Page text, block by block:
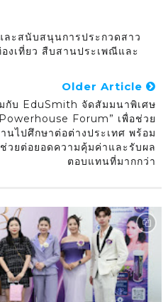
ละสนับสนุนการประกวดสาว
งเที่ยว สืบสานประเพณีและ
Older Article
กับ EduSmith จัดสัมมนาพิเศษ
Forum” เพื่อช่วย
นไปศึกษาต่อต่างประเทศ พร้อม
วยต่อยอดความคุ้มค่าและรับผล
ตอบแทนที่มากกว่า